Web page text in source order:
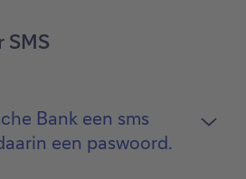
Bank een sms
een paswoord.